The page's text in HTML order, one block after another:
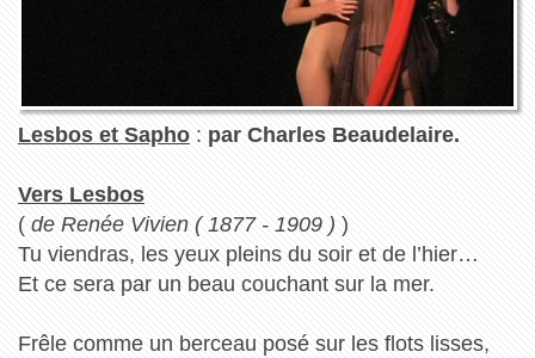
Lesbos et Sapho: par Charles Beaudelaire.
Vers Lesbos
( de Renée Vivien ( 1877 - 1909 ) )
Tu viendras, les yeux pleins du soir et de l’hier…
Et ce sera par un beau couchant sur la mer.
Frêle comme un berceau posé sur les flots lisses,